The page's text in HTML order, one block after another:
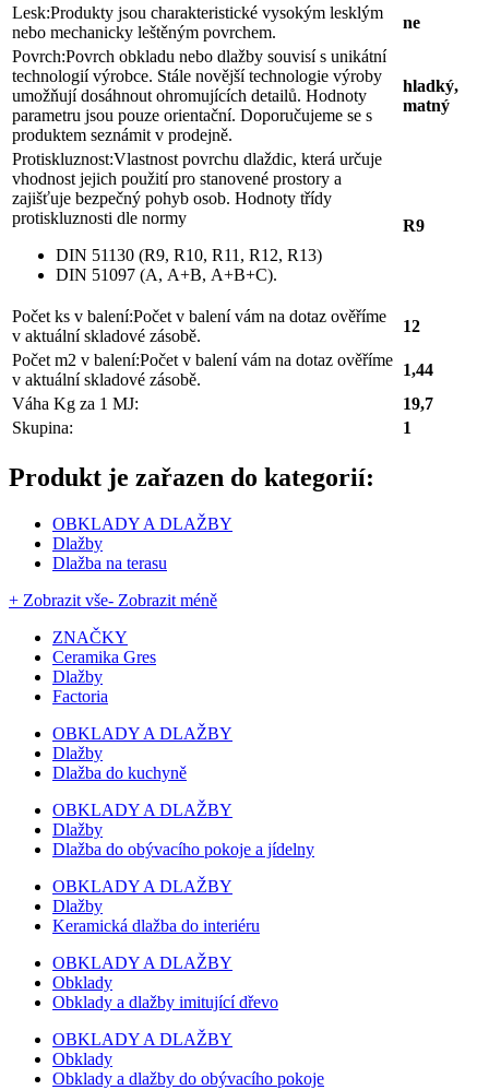
Lesk:Produkty jsou charakteristické vysokým lesklým
nebo mechanicky leštěným povrchem.
ne
Povrch:Povrch obkladu nebo dlažby souvisí s unikátní
technologií výrobce. Stále novější technologie výroby
umožňují dosáhnout ohromujících detailů. Hodnoty
parametru jsou pouze orientační. Doporučujeme se s
produktem seznámit v prodejně.
hladký,
matný
Protiskluznost:Vlastnost povrchu dlaždic, která určuje
vhodnost jejich použití pro stanovené prostory a
zajišťuje bezpečný pohyb osob. Hodnoty třídy
protiskluznosti dle normy
DIN 51130 (R9, R10, R11, R12, R13)
DIN 51097 (A, A+B, A+B+C).
R9
Počet ks v balení:Počet v balení vám na dotaz ověříme
v aktuální skladové zásobě.
12
Počet m2 v balení:Počet v balení vám na dotaz ověříme
v aktuální skladové zásobě.
1,44
Váha Kg za 1 MJ:
19,7
Skupina:
1
Produkt je zařazen do kategorií:
OBKLADY A DLAŽBY
Dlažby
Dlažba na terasu
+ Zobrazit vše- Zobrazit méně
ZNAČKY
Ceramika Gres
Dlažby
Factoria
OBKLADY A DLAŽBY
Dlažby
Dlažba do kuchyně
OBKLADY A DLAŽBY
Dlažby
Dlažba do obývacího pokoje a jídelny
OBKLADY A DLAŽBY
Dlažby
Keramická dlažba do interiéru
OBKLADY A DLAŽBY
Obklady
Obklady a dlažby imitující dřevo
OBKLADY A DLAŽBY
Obklady
Obklady a dlažby do obývacího pokoje